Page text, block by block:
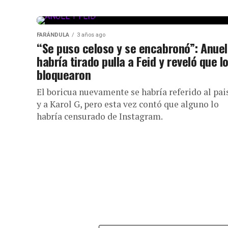
FARÁNDULA 3 años ago
“Se puso celoso y se encabronó”: Anuel
habría tirado pulla a Feid y reveló que lo
bloquearon
El boricua nuevamente se habría referido al
y a Karol G, pero esta vez contó que alguno lo
habría censurado de Instagram.